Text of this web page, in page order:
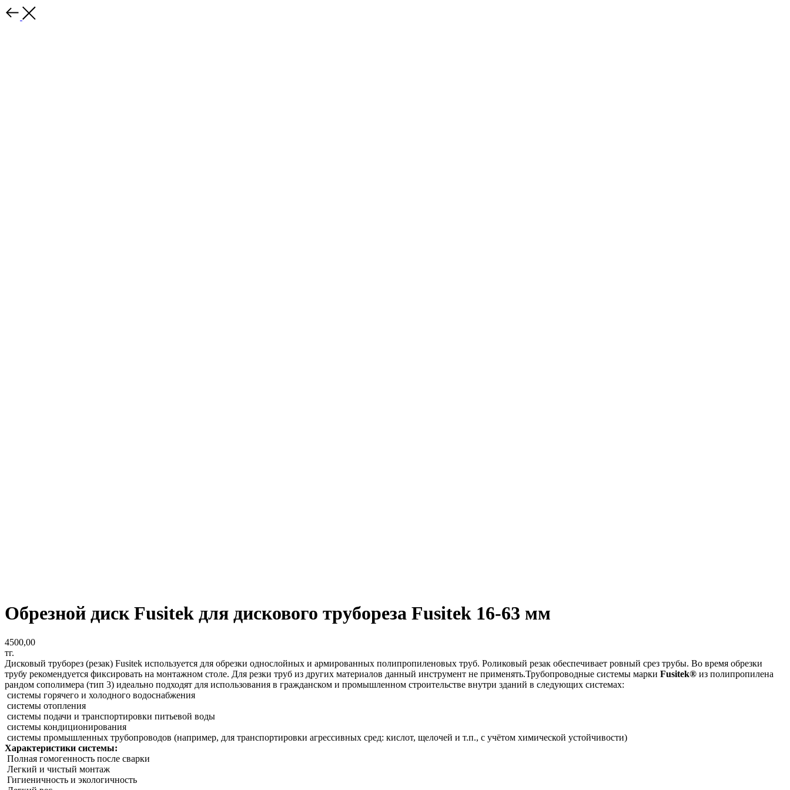
Обрезной диск Fusitek для дискового трубореза Fusitek 16-63 мм
4500,00
тг.
Дисковый труборез (резак) Fusitek используется для обрезки однослойных и армированных полипропиленовых труб. Роликовый резак обеспечивает ровный срез трубы. Во время обрезки
трубу рекомендуется фиксировать на монтажном столе. Для резки труб из других материалов данный инструмент не применять.Трубопроводные системы марки Fusitek® из полипропилена
рандом сополимера (тип 3) идеально подходят для использования в гражданском и промышленном строительстве внутри зданий в следующих системах:
системы горячего и холодного водоснабжения
системы отопления
системы подачи и транспортировки питьевой воды
системы кондиционирования
системы промышленных трубопроводов (например, для транспортировки агрессивных сред: кислот, щелочей и т.п., с учётом химической устойчивости)
Характеристики системы:
Полная гомогенность после сварки
Легкий и чистый монтаж
Гигиеничность и экологичность